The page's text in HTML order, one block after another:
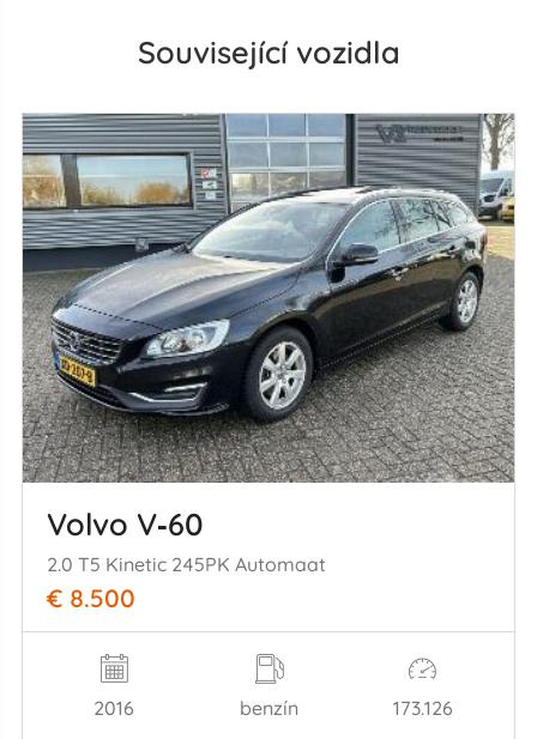
Související vozidla
Volvo V‑60
2.0 T5 Kinetic 245PK Automaat
€ 8.500
2016 benzín 173.126